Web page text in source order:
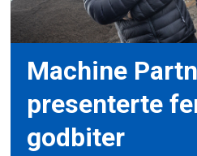
Machine
presenterte
godbiter